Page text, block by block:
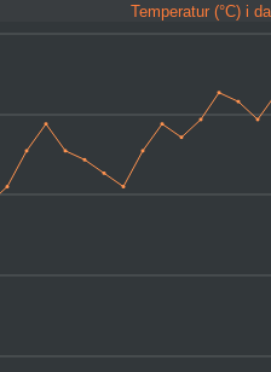
Temperatur (°C) i